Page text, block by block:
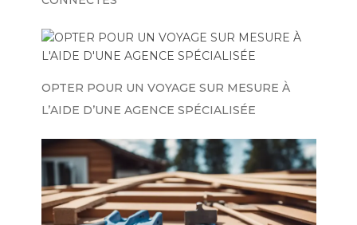
OPTER POUR UN VOYAGE SUR MESURE À
L’AIDE D’UNE AGENCE SPÉCIALISÉE